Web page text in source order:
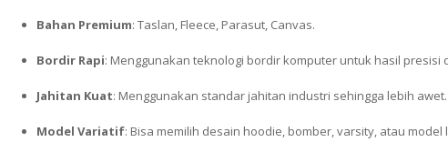
Bahan Premium: Taslan, Fleece, Parasut, Canvas.
Bordir Rapi: Menggunakan teknologi bordir komputer untuk hasil presisi
Jahitan Kuat: Menggunakan standar jahitan industri sehingga lebih awet.
Model Variatif: Bisa memilih desain hoodie, bomber, varsity, atau